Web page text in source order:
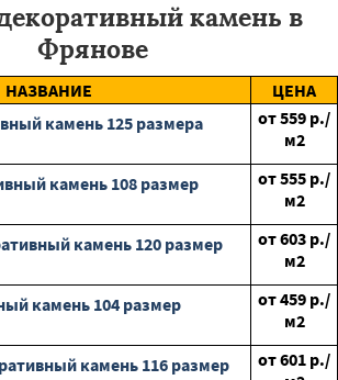
камень в
Фрянове
НАЗВАНИЕ
ЦЕНА
камень 125 размера
от559 р./
м2
камень 108 размер
от555 р./
м2
камень 120 размер
от603 р./
м2
камень 104 размер
от459 р./
м2
камень 116 размер
от601 р./